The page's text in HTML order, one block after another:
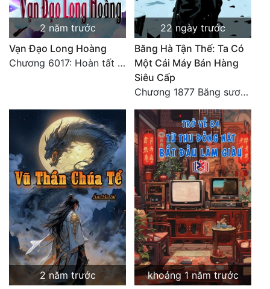
2 năm trước
Vạn Đạo Long Hoàng
Chương 6017: Hoàn tất cảm nghĩ của tác giả
22 ngày trước
Băng Hà Tận Thế: Ta Có
Một Cái Máy Bán Hàng
Siêu Cấp
Chương 1877 Băng sương kết giới
2 năm trước
khoảng 1 năm trước